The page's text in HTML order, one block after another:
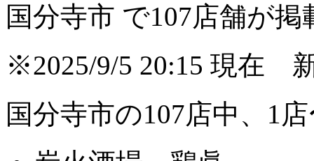
国分寺市 で107店舗が掲
※2025/9/5 20:15 現在
国分寺市の107店中、1